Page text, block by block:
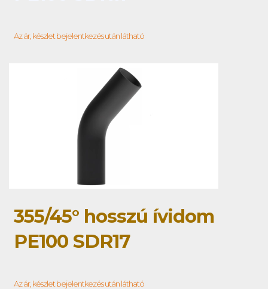
Az ár, készlet bejelentkezés után látható
355/45° hosszú ívidom
PE100 SDR17
Az ár, készlet bejelentkezés után látható